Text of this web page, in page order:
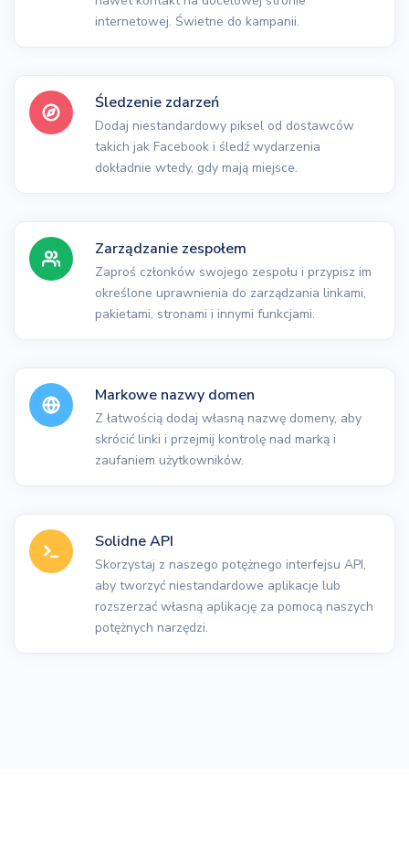
internetowej. Świetne do kampanii.
Śledzenie zdarzeń
Dodaj niestandardowy piksel od dostawców
takich jak Facebook i śledź wydarzenia
dokładnie wtedy, gdy mają miejsce.
Zarządzanie zespołem
Zaproś członków swojego zespołu i przypisz im
określone uprawnienia do zarządzania linkami,
pakietami, stronami i innymi funkcjami.
Markowe nazwy domen
Z łatwością dodaj własną nazwę domeny, aby
skrócić linki i przejmij kontrolę nad marką i
zaufaniem użytkowników.
Solidne API
Skorzystaj z naszego potężnego interfejsu API,
aby tworzyć niestandardowe aplikacje lub
rozszerzać własną aplikację za pomocą naszych
potężnych narzędzi.